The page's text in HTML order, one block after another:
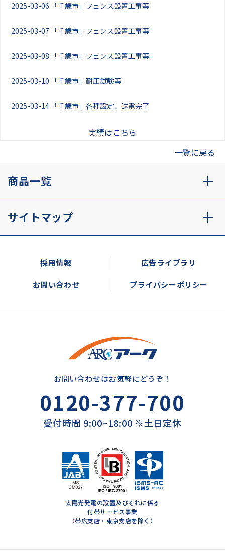
2025-03-06 「千歳市」フェンス設置工事等
2025-03-07 「千歳市」フェンス設置工事等
2025-03-08 「千歳市」フェンス設置工事等
2025-03-10 「千歳市」耐圧試験等
2025-03-14 「千歳市」各種設定、送電完了
実績はこちら
一覧に戻る
商品一覧
サイトマップ
採用情報 広告ライブラリ
お問い合わせ プライバシーポリシー
お問い合わせはお気軽にどうぞ！
0120-377-700
受付時間 9:00~18:00 ※土日定休
太陽光発電の設置及びそれに係る
付帯サービス事業
（帯広支店・東京支店を除く）